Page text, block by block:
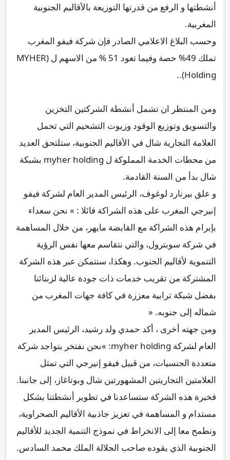
أنشطتها و الرفع من قدرتها التوزيعة بالأقاليم الجنوبية
المغربية.
وحسب البلاغ الاعلامي الصادر فإن شركة فيفو المغرب
تملك 49% حصة وفيما تعود 51 % من الاسهم ل (MYHER
Holding)..
ومن المنتظر ان تشمل أنشطة الشركتين التخزين
والتسويق وتوزيع الوقود وزيوت التشحيم التي تحمل
العلامة التجارية شال في الأقاليم الجنوبية، ستلتحق العديد
من محطات الخدمة المملوكة ل myher holding بشبكة
شال بدأ من السنة القادمة.
و علق بيرنارد لوغوف، الرئيس المدير العام لشركة فيفو
إنيرجي المغرب على هذه الشراكة قائلا : » نحن سعداء
بإبرام هذه الشراكة مع القابضة مايهر، من خلال المساهمة
في شركة سوبترول، والتي نتقاسم معها نفس الرؤية
التنموية لأقاليم الجنوب. وهكذا، سنتمكن عبر هذه الشركة
المشتركة من تقريب خدمات ذات جودة عالية لزبنائنا
بفضل شبكة ترابية معززة في كافة جهات المغرب من
شماله إلى جنوبه. «
ومن جهته أخرى ، أكد حمدي ولد رشيد، الرئيس المدير
العام لشركة myher holding: »نحن نفتخر بتواجد شركة
متعددة الجنسيات، من قبيل فيفو إنيرجي التي تمثل
العلامتين التجاريتين المشهورتين شال وبوتاغاز، إلى جانبنا.
فخبرة هذه الشركة ستساعدنا في تطوير أنشطتنا بشكل
مستدام و المساهمة في تعزيز جاذبية الأقاليم الصحراوية،
ونطمح معا إلى الانخراط في نموذج التنمية الجديد للأقاليم
الجنوبية الذي يقوده صاحب الجلالة الملك محمد السادس.